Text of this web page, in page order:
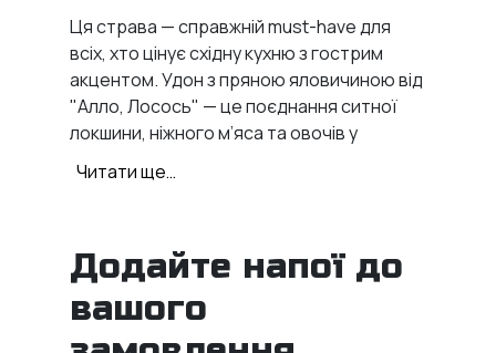
Ця страва — справжній must-have для
всіх, хто цінує східну кухню з гострим
акцентом. Удон з пряною яловичиною від
"Алло, Лосось" — це поєднання ситної
локшини, ніжного м’яса та овочів у
пряному соусі, що залишає приємний
післясмак і бажання замовити ще.
болгарський перець, гриби шитаки та
легкий вогник перцю чилі — кожен
інгредієнт працює на створення балансу.
Читати ще…
Додайте напої до
вашого